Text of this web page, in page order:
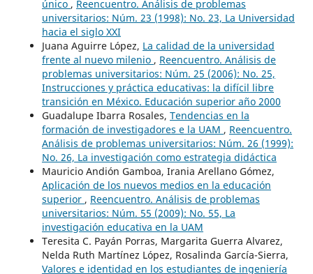
único , Reencuentro. Análisis de problemas
universitarios: Núm. 23 (1998): No. 23, La Universidad
hacia el siglo XXI
Juana Aguirre López, La calidad de la universidad
frente al nuevo milenio , Reencuentro. Análisis de
problemas universitarios: Núm. 25 (2006): No. 25,
Instrucciones y práctica educativas: la difícil libre
transición en México. Educación superior año 2000
Guadalupe Ibarra Rosales, Tendencias en la
formación de investigadores e la UAM , Reencuentro.
Análisis de problemas universitarios: Núm. 26 (1999):
No. 26, La investigación como estrategia didáctica
Mauricio Andión Gamboa, Irania Arellano Gómez,
Aplicación de los nuevos medios en la educación
superior , Reencuentro. Análisis de problemas
universitarios: Núm. 55 (2009): No. 55, La
investigación educativa en la UAM
Teresita C. Payán Porras, Margarita Guerra Alvarez,
Nelda Ruth Martínez López, Rosalinda García-Sierra,
Valores e identidad en los estudiantes de ingeniería